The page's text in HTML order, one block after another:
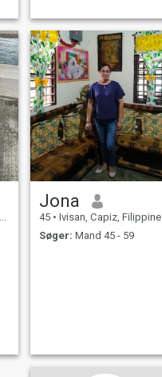
Jona
45 • Ivisan, Capiz, Filippinerne
Søger: Mand 45 - 59